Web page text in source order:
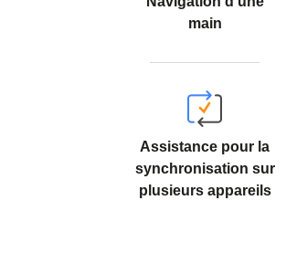
main
Assistance pour la
synchronisation sur
plusieurs appareils